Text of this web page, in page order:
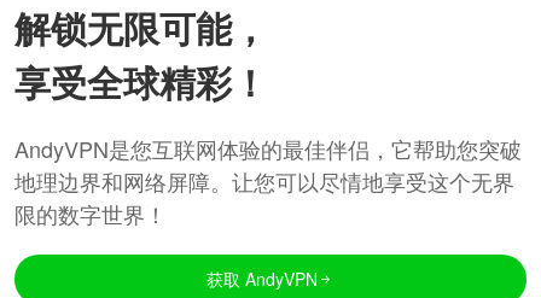
解锁无限可能，
享受全球精彩！
AndyVPN是您互联网体验的最佳伴侣，它帮助您突破
地理边界和网络屏障。让您可以尽情地享受这个无界
限的数字世界！
获取 AndyVPN